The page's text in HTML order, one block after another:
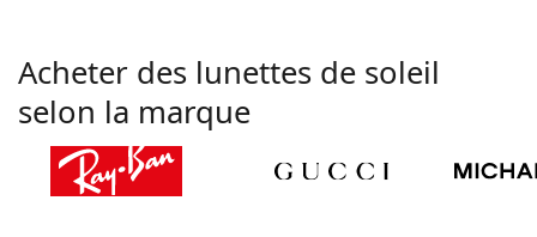
Acheter des lunettes de soleil
selon la marque